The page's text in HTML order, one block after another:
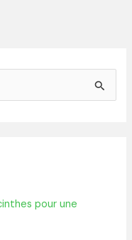
pour une